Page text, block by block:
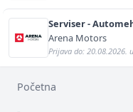
Serviser -
Arena Motors
Prijava do: 20.08.2026.
Početna